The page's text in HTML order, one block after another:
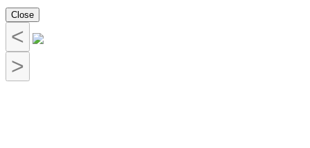
Close
<
>